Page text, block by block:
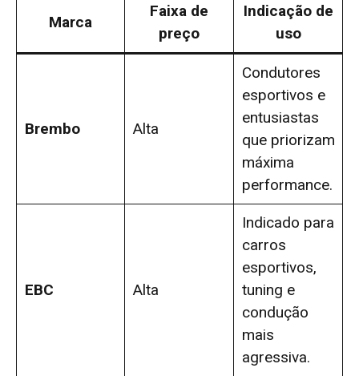
Marca
Faixa de
preço
Indicação de
uso
Brembo Alta
Condutores
esportivos e
entusiastas
que priorizam
máxima
performance.
EBC Alta
Indicado para
carros
esportivos,
tuning e
condução
mais
agressiva.